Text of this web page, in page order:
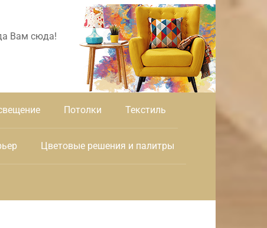
Вам сюда!
Потолки Текстиль
Цветовые решения и палитры